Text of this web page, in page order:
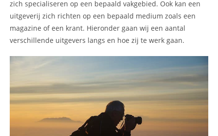
zich specialiseren op een bepaald vakgebied. Ook kan een
uitgeverij zich richten op een bepaald medium zoals een
magazine of een krant. Hieronder gaan wij een aantal
verschillende uitgevers langs en hoe zij te werk gaan.